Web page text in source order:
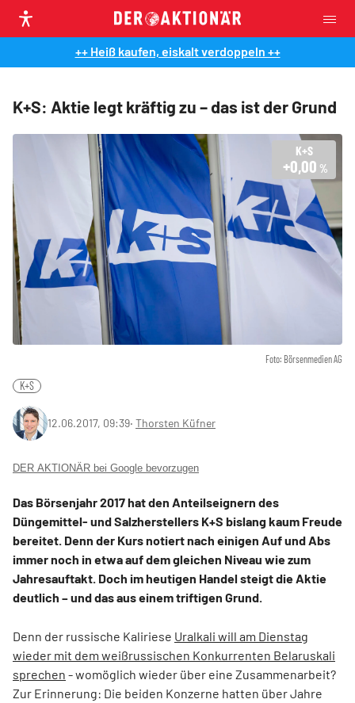
++ Heiß kaufen, eiskalt verdoppeln ++
K+S: Aktie legt kräftig zu – das ist der Grund
Foto: Börsenmedien AG
K+S
+0,00 %
K+S
12.06.2017, 09:39‧ Thorsten Küfner
DER AKTIONÄR bei Google bevorzugen
Das Börsenjahr 2017 hat den Anteilseignern des
Düngemittel- und Salzherstellers K+S bislang kaum Freude
bereitet. Denn der Kurs notiert nach einigen Auf und Abs
immer noch in etwa auf dem gleichen Niveau wie zum
Jahresauftakt. Doch im heutigen Handel steigt die Aktie
deutlich – und das aus einem triftigen Grund.
Denn der russische Kaliriese Uralkali will am Dienstag
wieder mit dem weißrussischen Konkurrenten Belaruskali
sprechen - womöglich wieder über eine Zusammenarbeit?
Zur Erinnerung: Die beiden Konzerne hatten über Jahre